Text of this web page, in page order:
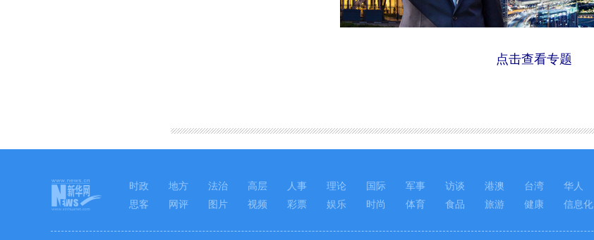
点击查看专题
时政 地方 法治 高层 人事 理论 国际 军事 访谈 港澳 台湾 华人
思客
网评 图片 视频 彩票 娱乐 时尚 体育 食品 旅游 健康 信息化